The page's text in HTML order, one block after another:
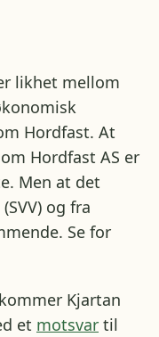
likhet mellom
Hordfast. At
Hordfast AS er
Men at det
og fra
Se for
Kjartan
et motsvar til